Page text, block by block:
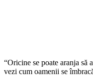
“Oricine se poate aranja să
vezi cum oamenii se